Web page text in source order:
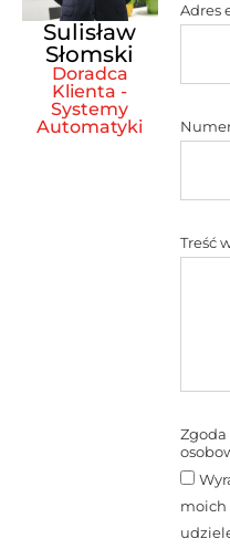
Sulisław
Słomski
Doradca
Klienta -
Systemy
Automatyki
Adres
Treść
moich